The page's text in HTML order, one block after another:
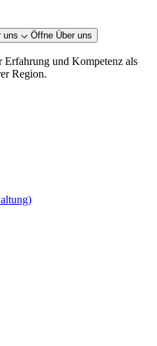
uns Öffne Über uns
Erfahrung und Kompetenz als
Region.